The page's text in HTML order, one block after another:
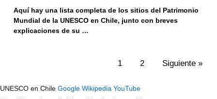
Aquí hay una lista completa de los sitios del Patrimonio
Mundial de la UNESCO en Chile, junto con breves
explicaciones de su …
1 2 Siguiente »
UNESCO en Chile Google Wikipedia YouTube